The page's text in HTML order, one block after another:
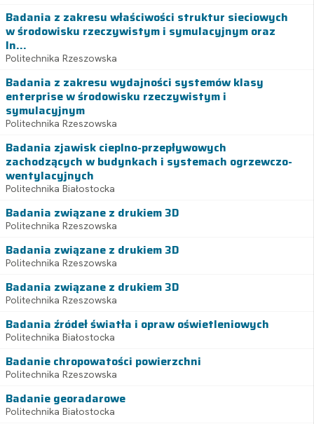
Badania z zakresu właściwości struktur sieciowych
w środowisku rzeczywistym i symulacyjnym oraz
In...
Politechnika Rzeszowska
Badania z zakresu wydajności systemów klasy
enterprise w środowisku rzeczywistym i
symulacyjnym
Politechnika Rzeszowska
Badania zjawisk cieplno-przepływowych
zachodzących w budynkach i systemach ogrzewczo-
wentylacyjnych
Politechnika Białostocka
Badania związane z drukiem 3D
Politechnika Rzeszowska
Badania związane z drukiem 3D
Politechnika Rzeszowska
Badania związane z drukiem 3D
Politechnika Rzeszowska
Badania źródeł światła i opraw oświetleniowych
Politechnika Białostocka
Badanie chropowatości powierzchni
Politechnika Rzeszowska
Badanie georadarowe
Politechnika Białostocka